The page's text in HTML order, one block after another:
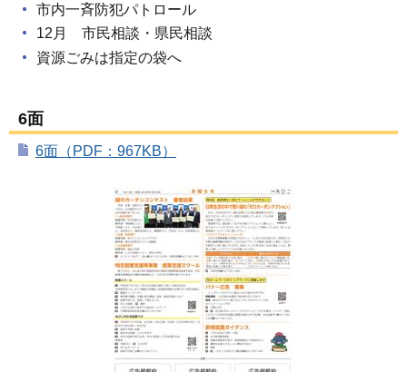
市内一斉防犯パトロール
12月 市民相談・県民相談
資源ごみは指定の袋へ
6面
6面（PDF：967KB）